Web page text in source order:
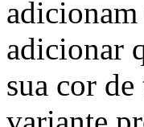
adicionar
sua cor